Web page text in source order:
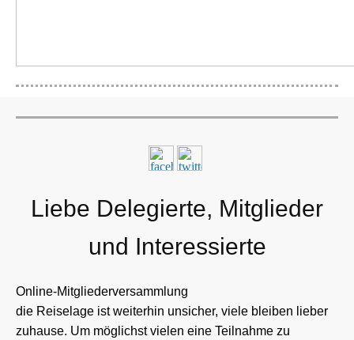
Liebe Delegierte, Mitglieder
und Interessierte
Online-Mitgliederversammlung
die Reiselage ist weiterhin unsicher, viele bleiben lieber
zuhause. Um möglichst vielen eine Teilnahme zu